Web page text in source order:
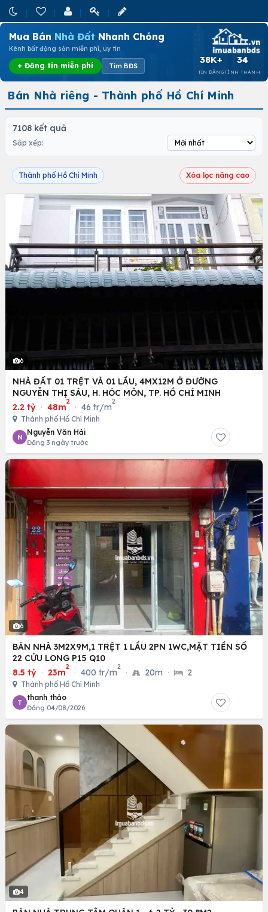
Mua Bán Nhà Đất Nhanh Chóng
Kênh bất động sản miễn phí, uy tín
+ Đăng tin miễn phí Tìm BĐS
38K+
TIN ĐĂNG
34
TỈNH THÀNH
Bán Nhà riêng - Thành phố Hồ Chí Minh
7108 kết quả
Sắp xếp:
Thành phố Hồ Chí Minh Xóa lọc nâng cao
6
NHÀ ĐẤT 01 TRỆT VÀ 01 LẦU, 4MX12M Ở ĐƯỜNG
NGUYỄN THỊ SÁU, H. HÓC MÔN, TP. HỒ CHÍ MINH
2.2 tỷ · 48m
2
· 46 tr/m
2
Thành phố Hồ Chí Minh
N
Nguyễn Văn Hải
Đăng 3 ngày trước
6
BÁN NHÀ 3M2X9M,1 TRỆT 1 LẦU 2PN 1WC,MẶT TIỀN SỐ
22 CỬU LONG P15 Q10
8.5 tỷ · 23m
2
· 400 tr/m
2
· 20m · 2
Thành phố Hồ Chí Minh
T
thanh thảo
Đăng 04/08/2026
4